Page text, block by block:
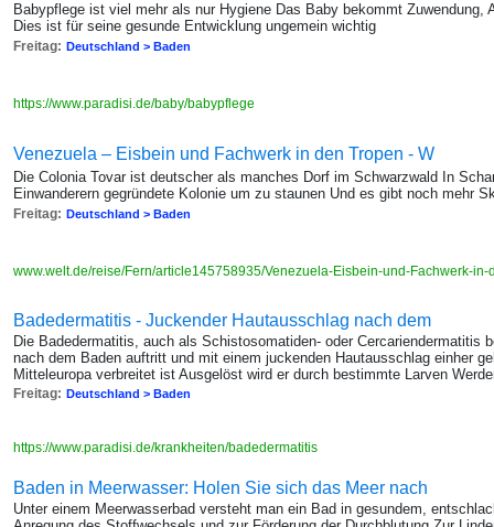
Babypflege ist viel mehr als nur Hygiene Das Baby bekommt Zuwendung,
Dies ist für seine gesunde Entwicklung ungemein wichtig
Freitag: Deutschland > Baden
https://www.paradisi.de/baby/babypflege
Venezuela – Eisbein und Fachwerk in den Tropen - W
Die Colonia Tovar ist deutscher als manches Dorf im Schwarzwald In
Einwanderern gegründete Kolonie um zu staunen Und es gibt noch mehr
Freitag: Deutschland > Baden
www.welt.de/reise/Fern/article145758935/Venezuela-Eisbein-und-Fachwerk-
Badedermatitis - Juckender Hautausschlag nach dem
Die Badedermatitis, auch als Schistosomatiden- oder Cercariendermatitis
nach dem Baden auftritt und mit einem juckenden Hautausschlag einher
Mitteleuropa verbreitet ist Ausgelöst wird er durch bestimmte Larven
Freitag: Deutschland > Baden
https://www.paradisi.de/krankheiten/badedermatitis
Baden in Meerwasser: Holen Sie sich das Meer nach
Unter einem Meerwasserbad versteht man ein Bad in gesundem,